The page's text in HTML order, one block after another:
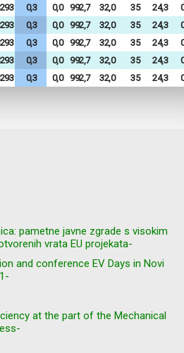
0,3 0,0 992,7 32,0 35 24,3
0,3 0,0 992,7 32,0 35 24,3
0,3 0,0 992,7 32,0 35 24,3
0,3 0,0 992,7 32,0 35 24,3
0,3 0,0 992,7 32,0 35 24,3
pametne javne zgrade s visokim
vrata EU projekata-
and conference EV Days in Novi
at the part of the Mechanical